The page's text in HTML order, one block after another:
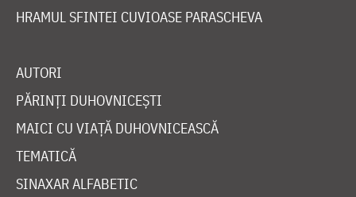
HRAMUL SFINTEI CUVIOASE PARASCHEVA
AUTORI
PĂRINȚI DUHOVNICEȘTI
MAICI CU VIAȚĂ DUHOVNICEASCĂ
TEMATICĂ
SINAXAR ALFABETIC